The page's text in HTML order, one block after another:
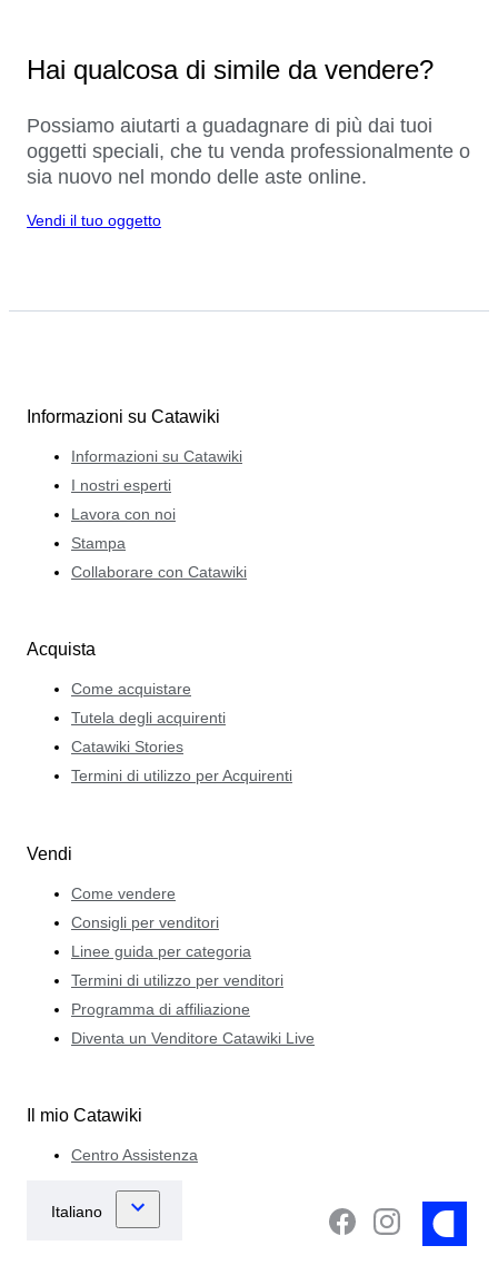
Hai qualcosa di simile da vendere?
Possiamo aiutarti a guadagnare di più dai tuoi
oggetti speciali, che tu venda professionalmente o
sia nuovo nel mondo delle aste online.
Vendi il tuo oggetto
Informazioni su Catawiki
Informazioni su Catawiki
I nostri esperti
Lavora con noi
Stampa
Collaborare con Catawiki
Acquista
Come acquistare
Tutela degli acquirenti
Catawiki Stories
Termini di utilizzo per Acquirenti
Vendi
Come vendere
Consigli per venditori
Linee guida per categoria
Termini di utilizzo per venditori
Programma di affiliazione
Diventa un Venditore Catawiki Live
Il mio Catawiki
Centro Assistenza